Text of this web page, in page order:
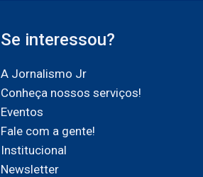
Se interessou?
A Jornalismo Jr
Conheça nossos serviços!
Eventos
Fale com a gente!
Institucional
Newsletter